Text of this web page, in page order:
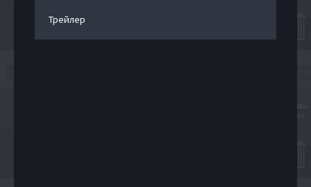
Трейлер